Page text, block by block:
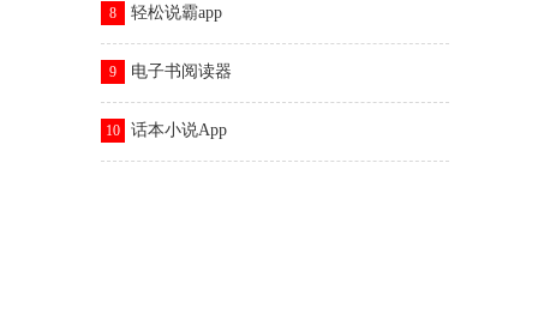
8 轻松说霸app
9 电子书阅读器
10 话本小说App